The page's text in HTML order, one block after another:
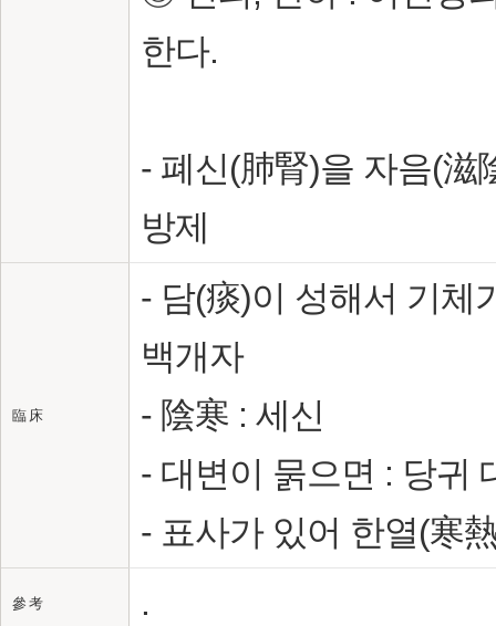
한다.
- 폐신(肺腎)을 자음(滋
방제
臨 床
- 담(痰)이 성해서 기체
백개자
- 陰寒 : 세신
- 대변이 묽으면 : 당귀
- 표사가 있어 한열(寒
參 考 .